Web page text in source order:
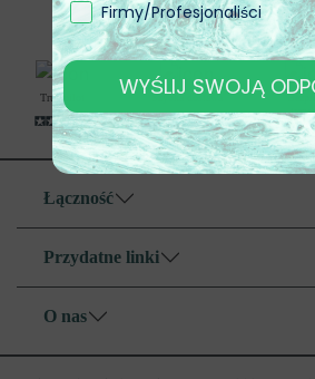
Trustpilot Szybka dostawa
Łączność
Przydatne linki
O nas
Firmy/Profesjonaliści
WYŚLIJ SWOJĄ